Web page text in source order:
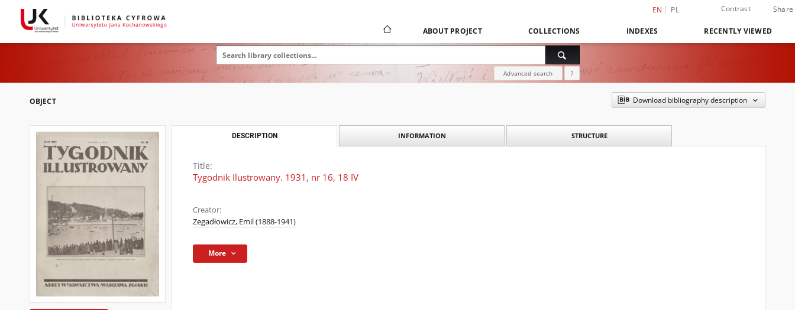
EN PL Contrast Share
ABOUT PROJECT COLLECTIONS INDEXES RECENTLY VIEWED
Advanced search ?
OBJECT Download bibliography description
DESCRIPTION INFORMATION STRUCTURE
Title:
Tygodnik Ilustrowany. 1931, nr 16, 18 IV
Creator:
Zegadłowicz, Emil (1888-1941)
More